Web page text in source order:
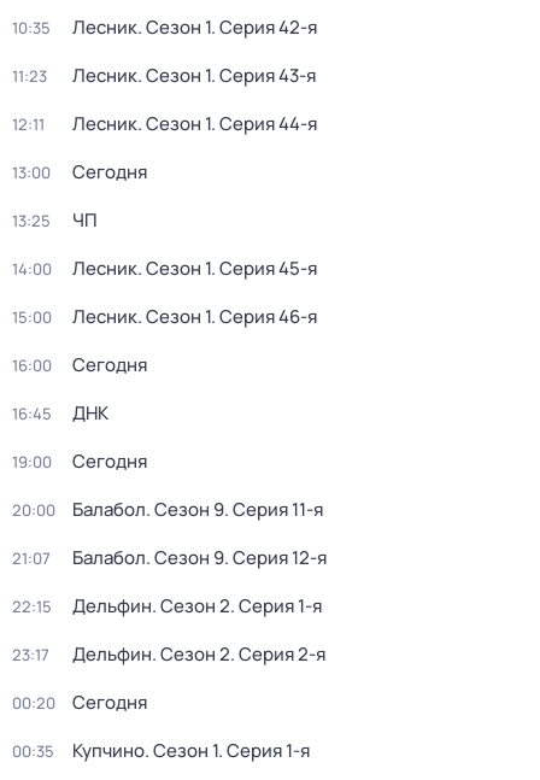
10:35 Лесник. Сезон 1. Серия 42-я
11:23 Лесник. Сезон 1. Серия 43-я
12:11 Лесник. Сезон 1. Серия 44-я
13:00 Сегодня
13:25 ЧП
14:00 Лесник. Сезон 1. Серия 45-я
15:00 Лесник. Сезон 1. Серия 46-я
16:00 Сегодня
16:45 ДНК
19:00 Сегодня
20:00 Балабол. Сезон 9. Серия 11-я
21:07 Балабол. Сезон 9. Серия 12-я
22:15 Дельфин. Сезон 2. Серия 1-я
23:17 Дельфин. Сезон 2. Серия 2-я
00:20 Сегодня
00:35 Купчино. Сезон 1. Серия 1-я